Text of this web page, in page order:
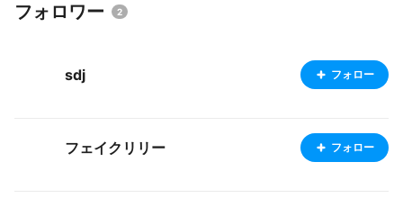
フォロワー 2
sdj フォロー
フェイクリリー フォロー